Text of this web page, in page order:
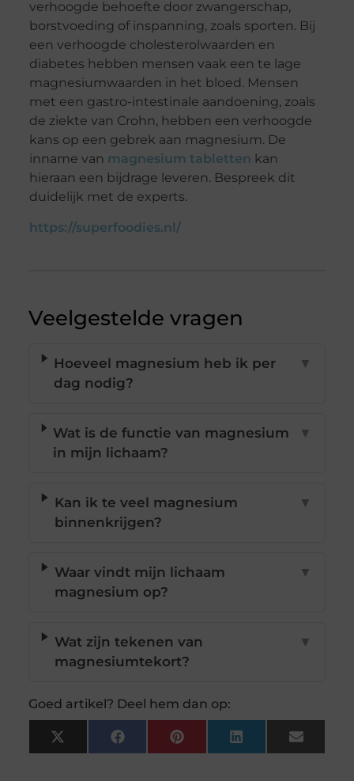
verhoogde behoefte door zwangerschap,
borstvoeding of inspanning, zoals sporten. Bij
een verhoogde cholesterolwaarden en
diabetes hebben mensen vaak een te lage
magnesiumwaarden in het bloed. Mensen
met een gastro-intestinale aandoening, zoals
de ziekte van Crohn, hebben een verhoogde
kans op een gebrek aan magnesium. De
inname van magnesium tabletten kan
hieraan een bijdrage leveren. Bespreek dit
duidelijk met de experts.
https://superfoodies.nl/
Veelgestelde vragen
Hoeveel magnesium heb ik per
dag nodig?
▼
Wat is de functie van magnesium
in mijn lichaam?
▼
Kan ik te veel magnesium
binnenkrijgen?
▼
Waar vindt mijn lichaam
magnesium op?
▼
Wat zijn tekenen van
magnesiumtekort?
▼
Goed artikel? Deel hem dan op:
X
(Twitter)
FacebookPinterestLinkedInEmail